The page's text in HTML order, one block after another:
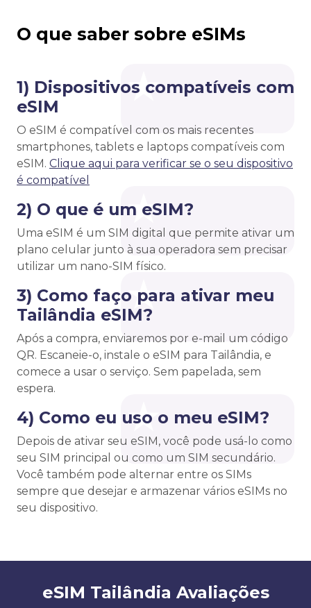
O que saber sobre eSIMs
1) Dispositivos compatíveis com
eSIM
O eSIM é compatível com os mais recentes
smartphones, tablets e laptops compatíveis com
eSIM. Clique aqui para verificar se o seu dispositivo
é compatível
2) O que é um eSIM?
Uma eSIM é um SIM digital que permite ativar um
plano celular junto à sua operadora sem precisar
utilizar um nano-SIM físico.
3) Como faço para ativar meu
Tailândia eSIM?
Após a compra, enviaremos por e-mail um código
QR. Escaneie-o, instale o eSIM para Tailândia, e
comece a usar o serviço. Sem papelada, sem
espera.
4) Como eu uso o meu eSIM?
Depois de ativar seu eSIM, você pode usá-lo como
seu SIM principal ou como um SIM secundário.
Você também pode alternar entre os SIMs
sempre que desejar e armazenar vários eSIMs no
seu dispositivo.
eSIM Tailândia Avaliações